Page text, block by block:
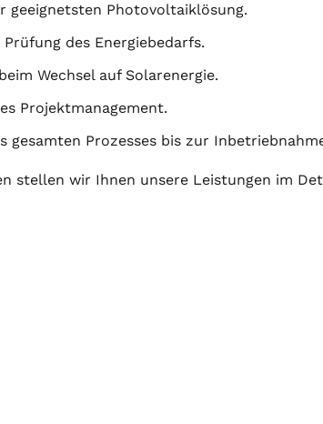
geeignetsten Photovoltaiklösung.
des Energiebedarfs.
Wechsel auf Solarenergie.
Projektmanagement.
gesamten Prozesses bis zur
stellen wir Ihnen unsere Leistungen im